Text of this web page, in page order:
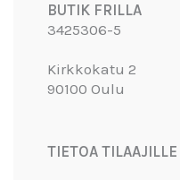
BUTIK FRILLA
3425306-5
Kirkkokatu 2
90100 Oulu
TIETOA TILAAJILLE